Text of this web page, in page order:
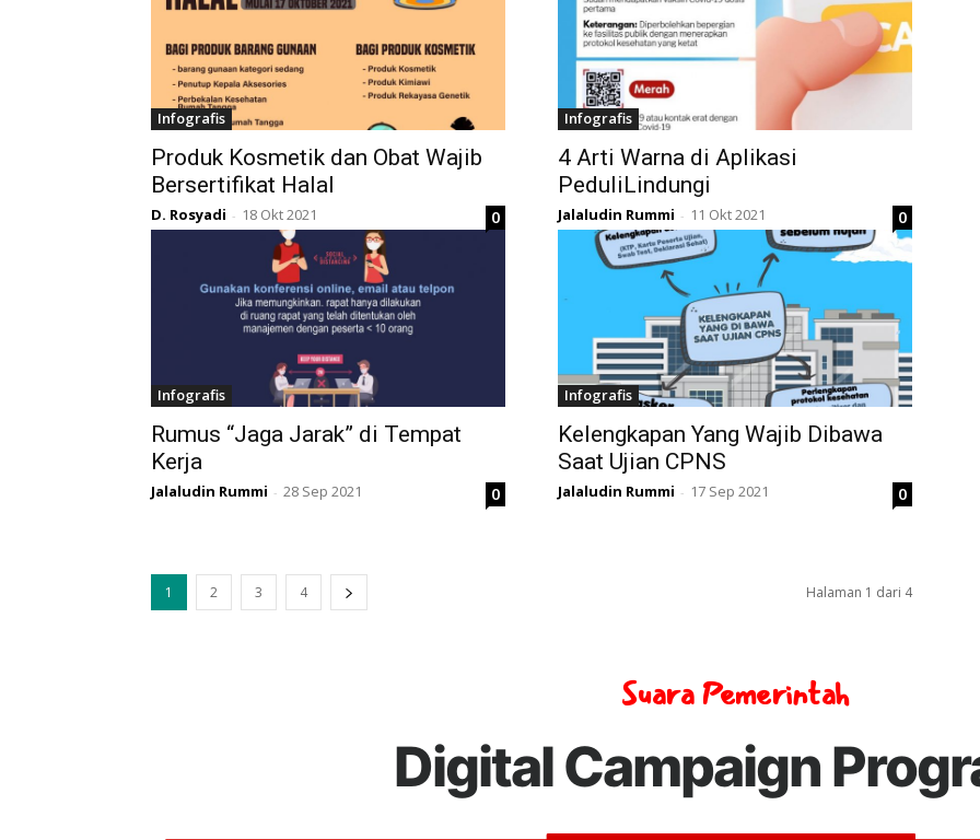
Infografis
Produk Kosmetik dan Obat Wajib
Bersertifikat Halal
D. Rosyadi - 18 Okt 2021 0
Infografis
4 Arti Warna di Aplikasi
PeduliLindungi
Jalaludin Rummi - 11 Okt 2021 0
Infografis
Rumus “Jaga Jarak” di Tempat
Kerja
Jalaludin Rummi - 28 Sep 2021 0
Infografis
Kelengkapan Yang Wajib Dibawa
Saat Ujian CPNS
Jalaludin Rummi - 17 Sep 2021 0
1 2 3 4 Halaman 1 dari 4
Suara Pemerintah
Digital Campaign